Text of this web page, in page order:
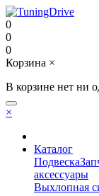
0
0
0
Корзина ×
В корзине нет ни
×
Каталог
Подвеска
аксессуары
Выхлопная